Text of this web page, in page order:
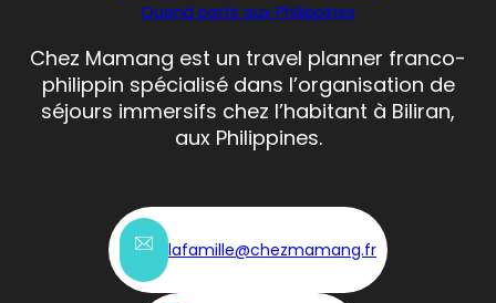
Quand partir aux Philippines
Chez Mamang est un travel planner franco-
philippin spécialisé dans l’organisation de
séjours immersifs chez l’habitant à Biliran,
aux Philippines.
lafamille@chezmamang.fr